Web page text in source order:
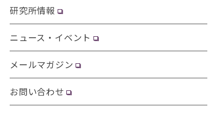
研究所情報
ニュース・イベント
メールマガジン
お問い合わせ